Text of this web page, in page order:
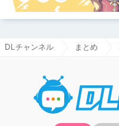
DLチャンネル まとめ